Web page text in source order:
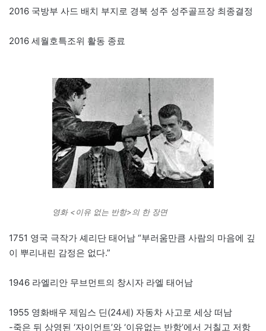
2016 국방부 사드 배치 부지로 경북 성주 성주골프장 최종결정
2016 세월호특조위 활동 종료
영화 <이유 없는 반항>의 한 장면
1751 영국 극작가 셰리단 태어남 “부러움만큼 사람의 마음에 깊
이 뿌리내린 감정은 없다.”
1946 라엘리안 무브먼트의 창시자 라엘 태어남
1955 영화배우 제임스 딘(24세) 자동차 사고로 세상 떠남
-죽은 뒤 상영된 ‘자이언트’와 ‘이유없는 반항’에서 거칠고 저항